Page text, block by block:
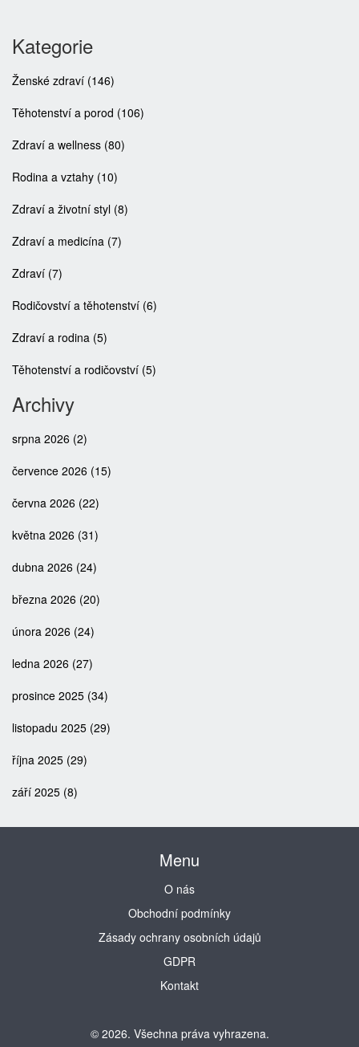
Kategorie
Ženské zdraví (146)
Těhotenství a porod (106)
Zdraví a wellness (80)
Rodina a vztahy (10)
Zdraví a životní styl (8)
Zdraví a medicína (7)
Zdraví (7)
Rodičovství a těhotenství (6)
Zdraví a rodina (5)
Těhotenství a rodičovství (5)
Archivy
srpna 2026 (2)
července 2026 (15)
června 2026 (22)
května 2026 (31)
dubna 2026 (24)
března 2026 (20)
února 2026 (24)
ledna 2026 (27)
prosince 2025 (34)
listopadu 2025 (29)
října 2025 (29)
září 2025 (8)
Menu
O nás
Obchodní podmínky
Zásady ochrany osobních údajů
GDPR
Kontakt
© 2026. Všechna práva vyhrazena.